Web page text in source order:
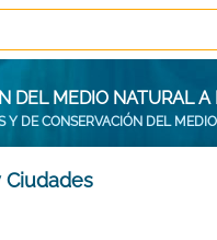
DEL MEDIO NATURAL
Y DE CONSERVACIÓN DEL
Ciudades